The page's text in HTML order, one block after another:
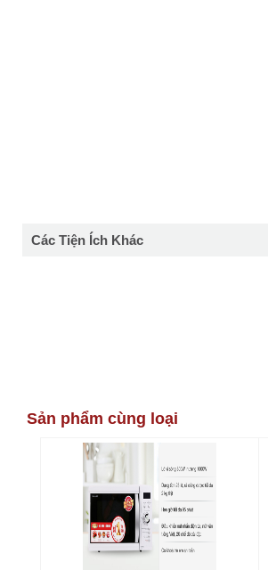
Các Tiện Ích Khác
Sản phẩm cùng loại